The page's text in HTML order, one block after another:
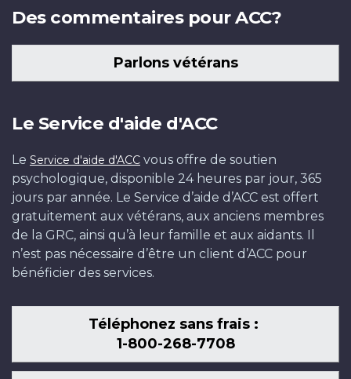
Des commentaires pour ACC?
Parlons vétérans
Le Service d'aide d'ACC
Le Service d'aide d'ACC vous offre de soutien
psychologique, disponible 24 heures par jour, 365
jours par année. Le Service d’aide d’ACC est offert
gratuitement aux vétérans, aux anciens membres
de la GRC, ainsi qu’à leur famille et aux aidants. Il
n’est pas nécessaire d’être un client d’ACC pour
bénéficier des services.
Téléphonez sans frais :
1-800-268-7708